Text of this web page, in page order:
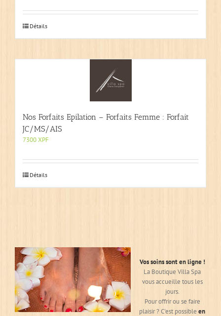
Détails
Nos Forfaits Epilation – Forfaits Femme : Forfait
JC/MS/AIS
7300XPF
Détails
Vos soins sont en ligne !
La Boutique Villa Spa
vous accueille tous les
jours.
Pour offrir ou se faire
plaisir ? C'est possible en